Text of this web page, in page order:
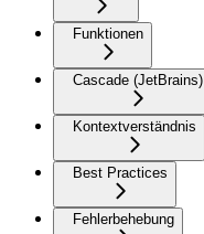
Funktionen
Cascade (JetBrains)
Kontextverständnis
Best Practices
Fehlerbehebung